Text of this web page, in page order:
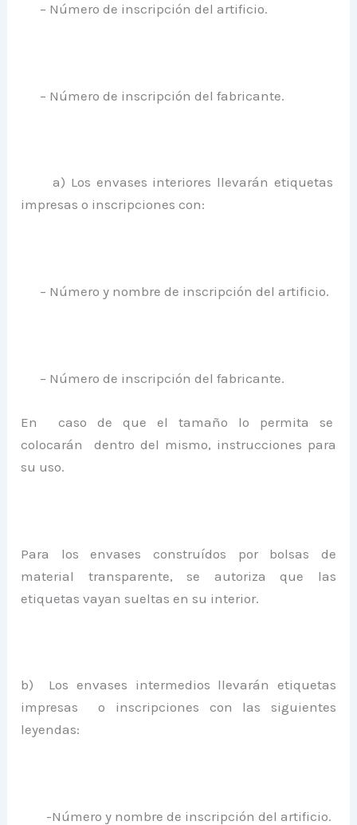
– Número de inscripción del artificio.
– Número de inscripción del fabricante.
a) Los envases interiores llevarán etiquetas
impresas o inscripciones con:
– Número y nombre de inscripción del artificio.
– Número de inscripción del fabricante.
En caso de que el tamaño lo permita se
colocarán dentro del mismo, instrucciones para
su uso.
Para los envases construídos por bolsas de
material transparente, se autoriza que las
etiquetas vayan sueltas en su interior.
b) Los envases intermedios llevarán etiquetas
impresas o inscripciones con las siguientes
leyendas:
-Número y nombre de inscripción del artificio.